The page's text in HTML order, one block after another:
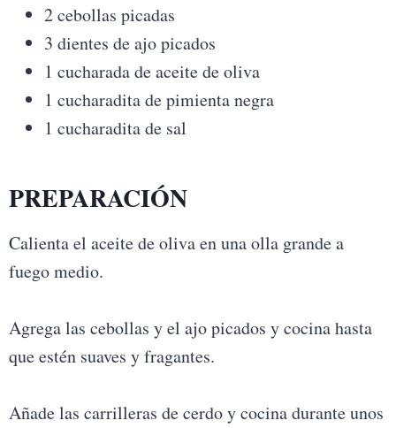
2 cebollas picadas
3 dientes de ajo picados
1 cucharada de aceite de oliva
1 cucharadita de pimienta negra
1 cucharadita de sal
PREPARACIÓN
Calienta el aceite de oliva en una olla grande a
fuego medio.
Agrega las cebollas y el ajo picados y cocina hasta
que estén suaves y fragantes.
Añade las carrilleras de cerdo y cocina durante unos